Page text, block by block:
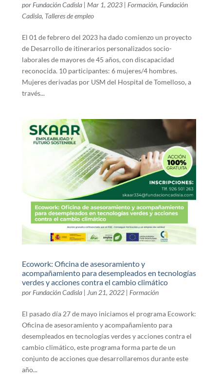
por Fundación Cadisla| Mar 1, 2023| Formación, Fundación
Cadisla, Talleres de empleo
El 01 de febrero del 2023 ha dado comienzo un proyecto
de Desarrollo de itinerarios personalizados socio-
laborales de mayores de 45 años, con discapacidad
reconocida. 10 participantes: 6 mujeres/4 hombres.
Mujeres derivadas por USM del Hospital de Tomelloso, a
través...
Ecowork: Oficina de asesoramiento y
acompañamiento para desempleados en tecnologías
verdes y acciones contra el cambio climático
por Fundación Cadisla| Jun 21, 2022| Formación
El pasado día 27 de mayo iniciamos el programa Ecowork:
Oficina de asesoramiento y acompañamiento para
desempleados en tecnologías verdes y acciones contra el
cambio climático, este programa forma parte de un
conjunto de acciones que desarrollaremos durante este
año...